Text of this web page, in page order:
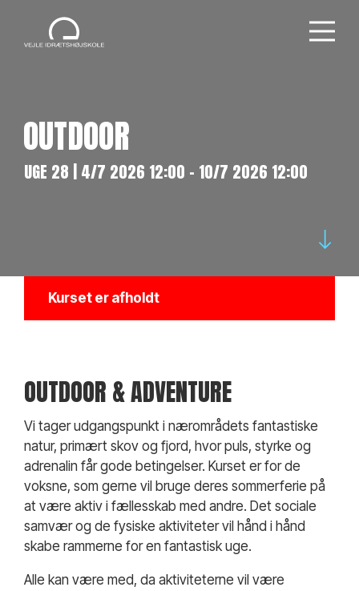
OUTDOOR
UGE 28 | 4/7 2026 12:00 - 10/7 2026 12:00
Kurset er afholdt
OUTDOOR & ADVENTURE
Vi tager udgangspunkt i nærområdets fantastiske
natur, primært skov og fjord, hvor puls, styrke og
adrenalin får gode betingelser. Kurset er for de
voksne, som gerne vil bruge deres sommerferie på
at være aktiv i fællesskab med andre. Det sociale
samvær og de fysiske aktiviteter vil hånd i hånd
skabe rammerne for en fantastisk uge.
Alle kan være med, da aktiviteterne vil være